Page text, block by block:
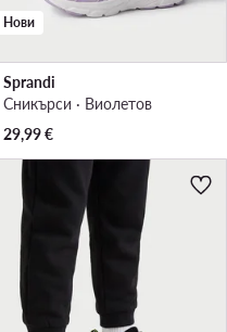
Нови
Sprandi
Сникърси · Виолетов
29,99€